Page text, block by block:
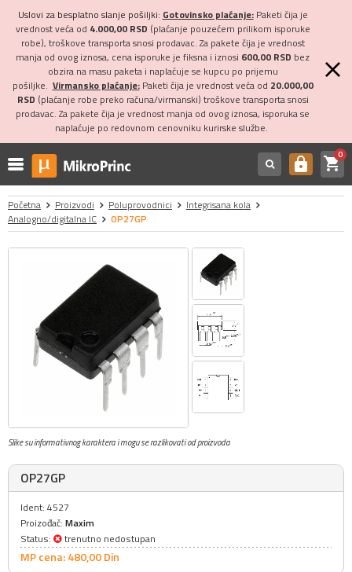
Uslovi za besplatno slanje pošiljki: Gotovinsko plaćanje:Paketi čija je
vrednost veća od 4.000,00 RSD (plaćanje pouzećem prilikom isporuke
robe), troškove transporta snosi prodavac. Za pakete čija je vrednost
manja od ovog iznosa, cena isporuke je fiksna i iznosi 600,00 RSD bez
obzira na masu paketa i naplaćuje se kupcu po prijemu
pošiljke. Virmansko plaćanje:Paketi čija je vrednost veća od 20.000,00
RSD (plaćanje robe preko računa/virmanski) troškove transporta snosi
prodavac. Za pakete čija je vrednost manja od ovog iznosa, isporuka se
naplaćuje po redovnom cenovniku kurirske službe.
https shopping_cart0
Početna Proizvodi Poluprovodnici
Integrisana kola
Analogno/digitalna IC
OP27GP
Slike su informativnog karaktera i mogu se razlikovati od proizvoda
OP27GP
Ident: 4527
Proizođač: Maxim
Status:
trenutno nedostupan
MP cena: 480,00Din